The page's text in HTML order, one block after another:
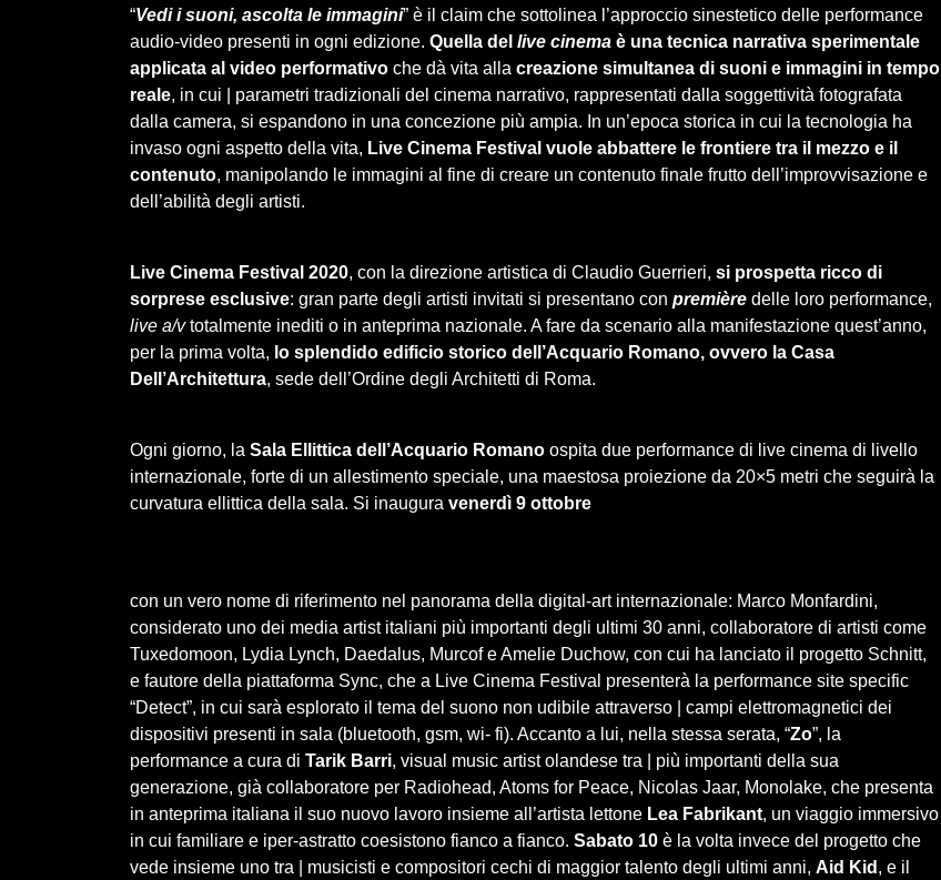
“Vedi‌ ‌i‌ ‌suoni,‌ ‌ascolta‌ ‌le‌ ‌immagini”‌ ‌è‌ ‌il‌ ‌claim‌ ‌che‌ ‌sottolinea‌ ‌l’approccio‌ ‌sinestetico‌ ‌delle‌ ‌performance‌
‌audio-video ‌presenti‌ ‌in‌ ‌ogni‌ ‌edizione. Quella del live cinema è una tecnica narrativa sperimentale
applicata al video performativo che dà vita alla creazione simultanea di suoni e immagini in tempo
reale, in cui | parametri tradizionali del cinema narrativo, rappresentati dalla soggettività fotografata
dalla camera, si espandono in una concezione più ampia. In un’epoca storica in cui la tecnologia ha
invaso ogni aspetto della vita, Live Cinema Festival vuole abbattere le frontiere tra il mezzo e il
contenuto, manipolando le immagini al fine di creare un contenuto finale frutto dell’improvvisazione e
dell’abilità degli artisti.
Live Cinema Festival 2020, con la direzione artistica di Claudio Guerrieri, si prospetta ricco di
sorprese esclusive: gran parte degli artisti invitati si presentano con première delle loro performance,
live a/vtotalmente inediti o in anteprima nazionale. A fare da scenario alla manifestazione quest’anno,
per la prima volta, lo splendido edificio storico dell’Acquario Romano, ovvero la Casa
Dell’Architettura, sede dell’Ordine degli Architetti di Roma.
Ogni giorno, la Sala Ellittica dell’Acquario Romano ospita due performance di live cinema di livello
internazionale, forte di un allestimento speciale, una maestosa proiezione da 20×5 metri che seguirà la
curvatura ellittica della sala. Si inaugura venerdì 9 ottobre
con un vero nome di riferimento nel panorama della digital-art internazionale: Marco Monfardini,
considerato uno dei media artist italiani più importanti degli ultimi 30 anni, collaboratore di artisti come
Tuxedomoon, Lydia Lynch, Daedalus, Murcof e Amelie Duchow, con cui ha lanciato il progetto Schnitt,
e fautore della piattaforma Sync, che a Live Cinema Festival presenterà la performance site specific
“Detect”, in cui sarà esplorato il tema del suono non udibile attraverso | campi elettromagnetici dei
dispositivi presenti in sala (bluetooth, gsm, wi- fi). Accanto a lui, nella stessa serata, “Zo”, la
performance a cura di Tarik Barri, visual music artist olandese tra | più importanti della sua
generazione, già collaboratore per Radiohead, Atoms for Peace, Nicolas Jaar, Monolake, che presenta
in anteprima italiana il suo nuovo lavoro insieme all’artista lettone Lea Fabrikant, un viaggio immersivo
in cui familiare e iper-astratto coesistono fianco a fianco. Sabato 10 è la volta invece del progetto che
vede insieme uno tra | musicisti e compositori cechi di maggior talento degli ultimi anni, Aid Kid , e il